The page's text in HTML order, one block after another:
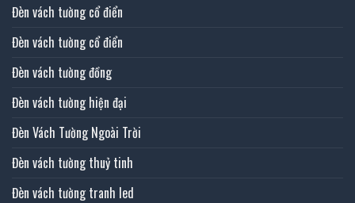
Đèn vách tường cổ điển
Đèn vách tường cổ điển
Đèn vách tường đồng
Đèn vách tường hiện đại
Đèn Vách Tường Ngoài Trời
Đèn vách tường thuỷ tinh
Đèn vách tường tranh led